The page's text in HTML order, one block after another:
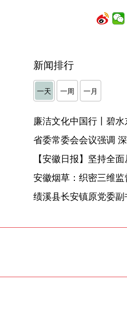
新闻排行
一天 一周 一月
廉洁文化中国行丨碧
【安徽日报】坚持全
安徽烟草：织密三维监